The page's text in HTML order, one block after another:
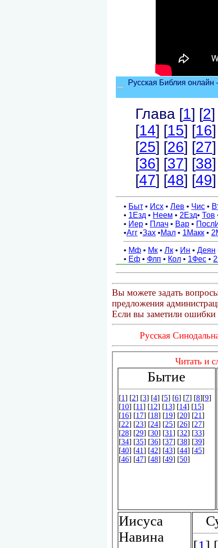
Вы можете задать
предложения
Если вы заметили ошибки
Русская